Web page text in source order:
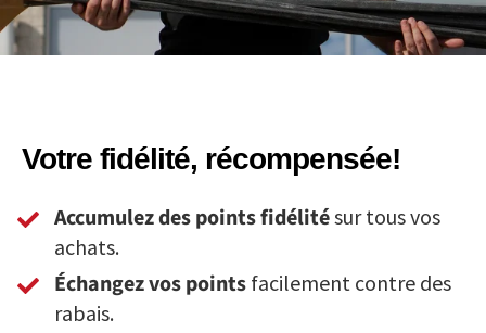
Votre fidélité, récompensée!
Accumulez des points fidélitésur tous vos
achats.
Échangez vos points facilement contre des
rabais.